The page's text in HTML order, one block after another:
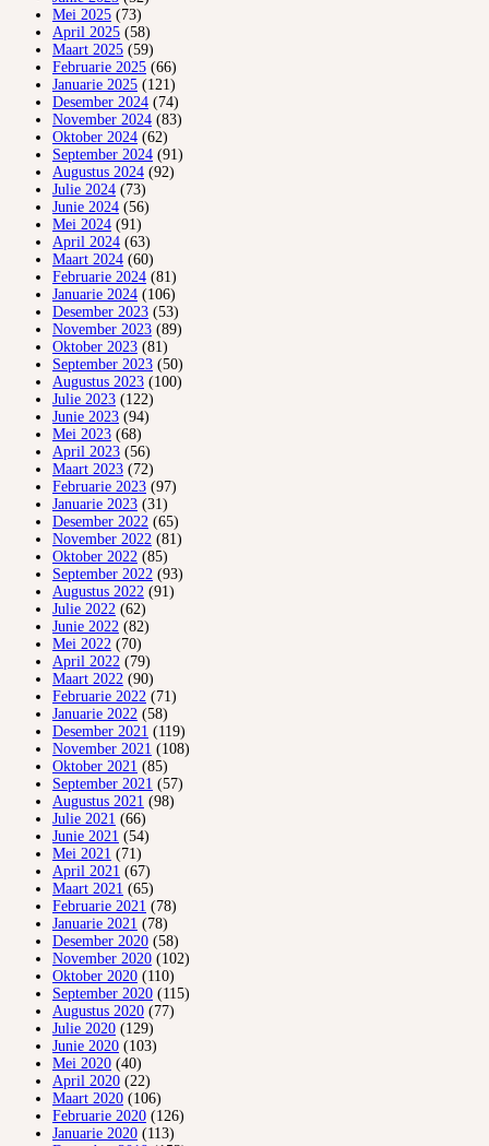
Mei 2025 (73)
April 2025 (58)
Maart 2025 (59)
Februarie 2025 (66)
Januarie 2025 (121)
Desember 2024 (74)
November 2024 (83)
Oktober 2024 (62)
September 2024 (91)
Augustus 2024 (92)
Julie 2024 (73)
Junie 2024 (56)
Mei 2024 (91)
April 2024 (63)
Maart 2024 (60)
Februarie 2024 (81)
Januarie 2024 (106)
Desember 2023 (53)
November 2023 (89)
Oktober 2023 (81)
September 2023 (50)
Augustus 2023 (100)
Julie 2023 (122)
Junie 2023 (94)
Mei 2023 (68)
April 2023 (56)
Maart 2023 (72)
Februarie 2023 (97)
Januarie 2023 (31)
Desember 2022 (65)
November 2022 (81)
Oktober 2022 (85)
September 2022 (93)
Augustus 2022 (91)
Julie 2022 (62)
Junie 2022 (82)
Mei 2022 (70)
April 2022 (79)
Maart 2022 (90)
Februarie 2022 (71)
Januarie 2022 (58)
Desember 2021 (119)
November 2021 (108)
Oktober 2021 (85)
September 2021 (57)
Augustus 2021 (98)
Julie 2021 (66)
Junie 2021 (54)
Mei 2021 (71)
April 2021 (67)
Maart 2021 (65)
Februarie 2021 (78)
Januarie 2021 (78)
Desember 2020 (58)
November 2020 (102)
Oktober 2020 (110)
September 2020 (115)
Augustus 2020 (77)
Julie 2020 (129)
Junie 2020 (103)
Mei 2020 (40)
April 2020 (22)
Maart 2020 (106)
Februarie 2020 (126)
Januarie 2020 (113)